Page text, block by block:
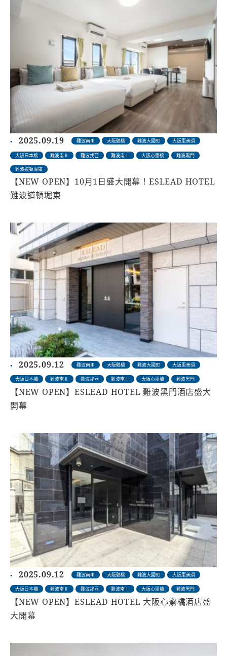
2025.09.19 難波南Ⅲ 大阪鶴橋 難波大國町 大阪恵美須
大阪日本橋 難波南Ⅱ 難波戎西 難波南Ⅰ 大阪心齋橋 難波黑門
難波道頓堀東
【NEW OPEN】10月1日盛大開幕！ESLEAD HOTEL
難波道頓堀東
2025.09.12 難波南Ⅲ 大阪鶴橋 難波大國町 大阪恵美須
大阪日本橋 難波南Ⅱ 難波戎西 難波南Ⅰ 大阪心齋橋 難波黑門
【NEW OPEN】ESLEAD HOTEL 難波黑門酒店盛大
開幕
2025.09.12 難波南Ⅲ 大阪鶴橋 難波大國町 大阪恵美須
大阪日本橋 難波南Ⅱ 難波戎西 難波南Ⅰ 大阪心齋橋 難波黑門
【NEW OPEN】ESLEAD HOTEL 大阪心齋橋酒店盛
大開幕